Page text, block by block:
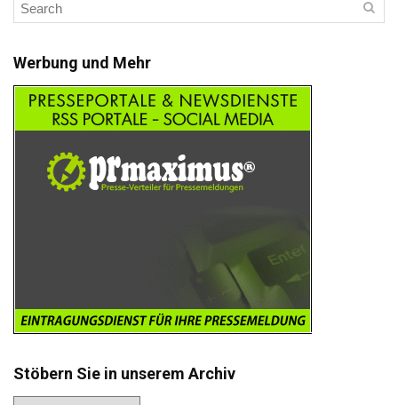
Werbung und Mehr
Stöbern Sie in unserem Archiv